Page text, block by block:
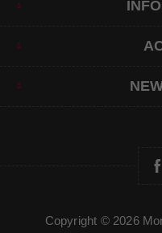
Copyright © 2026